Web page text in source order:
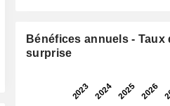
Bénéfices annuels - Taux
surprise